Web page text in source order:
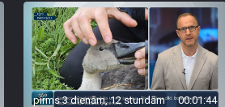
pirms 3 dienām, 12 stundām 00:01:44